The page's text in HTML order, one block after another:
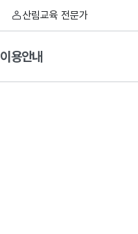
산림교육 전문가
이용안내